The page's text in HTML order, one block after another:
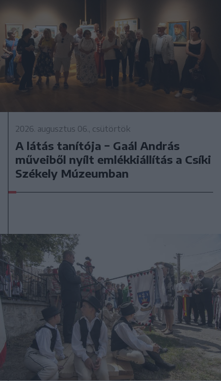
2026. augusztus 06., csütörtök
A látás tanítója − Gaál András
műveiből nyílt emlékkiállítás a Csíki
Székely Múzeumban